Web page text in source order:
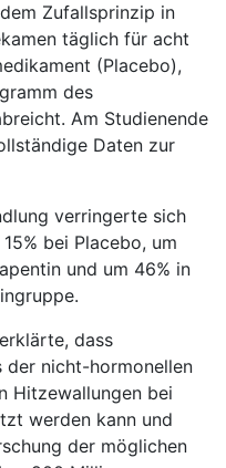
Zufallsprinzip in
täglich für acht
(Placebo),
des
Am Studienende
Daten zur
verringerte sich
bei Placebo, um
und um 46% in
dass
der nicht-hormonellen
Hitzewallungen bei
werden kann und
der möglichen